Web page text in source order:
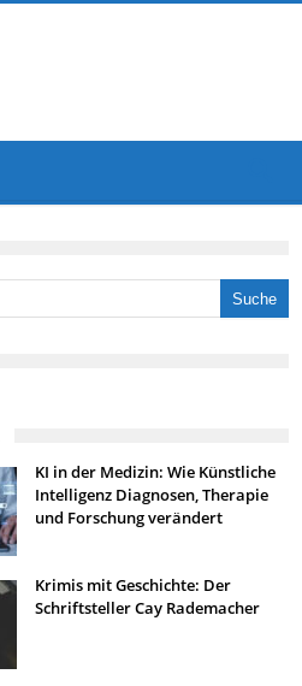
KI in der Medizin: Wie Künstliche
Intelligenz Diagnosen, Therapie
und Forschung verändert
Krimis mit Geschichte: Der
Schriftsteller Cay Rademacher